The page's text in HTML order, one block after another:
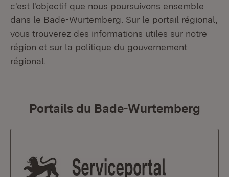
c'est l'objectif que nous poursuivons ensemble
dans le Bade-Wurtemberg. Sur le portail régional,
vous trouverez des informations utiles sur notre
région et sur la politique du gouvernement
régional.
Portails du Bade-Wurtemberg